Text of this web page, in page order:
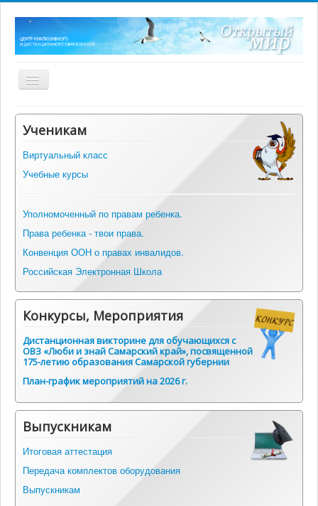
Включить/
выключить
Главная
О центре
Нормативные документы
Оборудование
Информация
Альманах инклюзивных практик
Контакты
Ученикам
Виртуальный класс
Учебные курсы
Уполномоченный по правам ребенка.
Права ребенка - твои права.
Конвенция ООН о правах инвалидов.
Российская Электронная Школа
Конкурсы, Мероприятия
Дистанционная викторине для обучающихся с
ОВЗ «Люби и знай Самарский край», посвященной
175-летию образования Самарской губернии
План-график мероприятий на 2026 г.
Выпускникам
Итоговая аттестация
Передача комплектов оборудования
Выпускникам